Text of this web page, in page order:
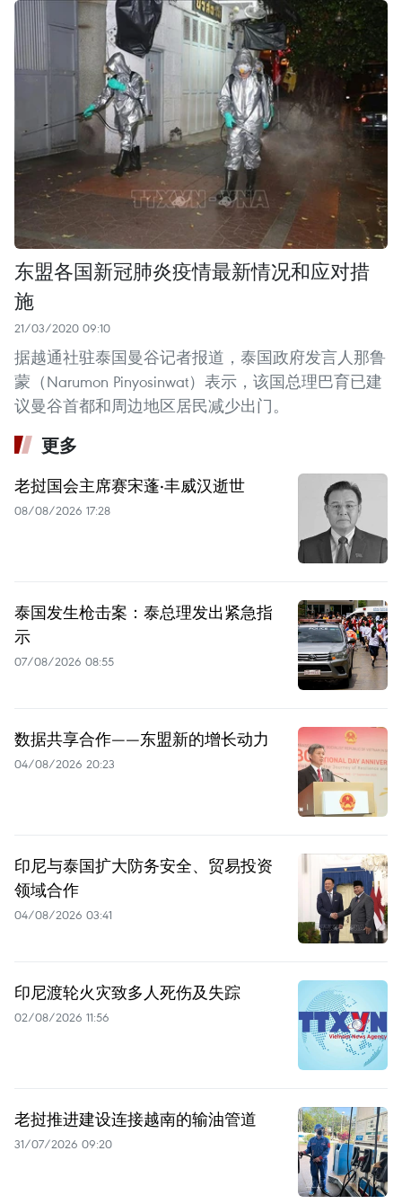
东盟各国新冠肺炎疫情最新情况和应对措
施
21/03/2020 09:10
据越通社驻泰国曼谷记者报道，泰国政府发言人那鲁
蒙（Narumon Pinyosinwat）表示，该国总理巴育已建
议曼谷首都和周边地区居民减少出门。
更多
老挝国会主席赛宋蓬·丰威汉逝世
08/08/2026 17:28
泰国发生枪击案：泰总理发出紧急指
示
07/08/2026 08:55
数据共享合作——东盟新的增长动力
04/08/2026 20:23
印尼与泰国扩大防务安全、贸易投资
领域合作
04/08/2026 03:41
印尼渡轮火灾致多人死伤及失踪
02/08/2026 11:56
老挝推进建设连接越南的输油管道
31/07/2026 09:20